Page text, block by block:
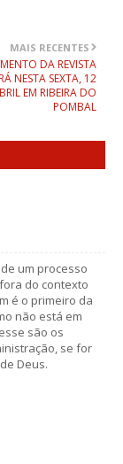
MAIS RECENTES
DA REVISTA
NESTA SEXTA, 12
EM RIBEIRA DO
POMBAL
um processo
do contexto
é o primeiro da
não está em
são os
se for
Deus.